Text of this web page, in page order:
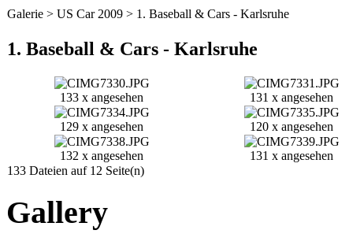
Galerie > US Car 2009 > 1. Baseball & Cars - Karlsruhe
1. Baseball & Cars - Karlsruhe
133 x angesehen 131 x angesehen
129 x angesehen 120 x angesehen
132 x angesehen
131 x angesehen
133 Dateien auf 12 Seite(n)
Gallery